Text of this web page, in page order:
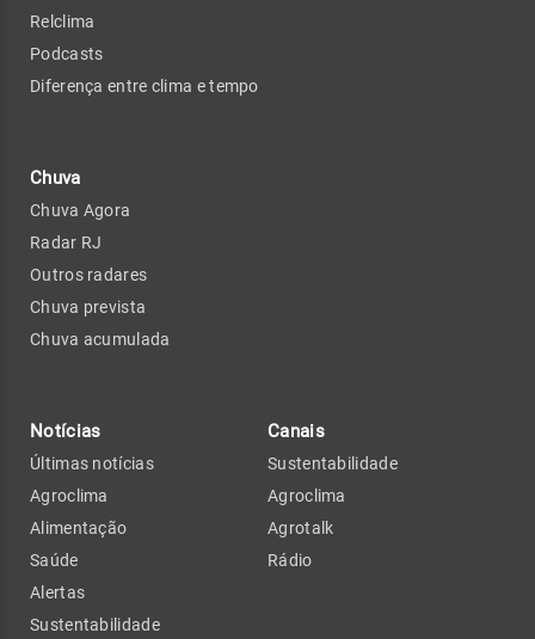
Relclima
Podcasts
Diferença entre clima e tempo
Chuva
Chuva Agora
Radar RJ
Outros radares
Chuva prevista
Chuva acumulada
Notícias
Últimas notícias
Agroclima
Alimentação
Saúde
Alertas
Sustentabilidade
Canais
Sustentabilidade
Agroclima
Agrotalk
Rádio